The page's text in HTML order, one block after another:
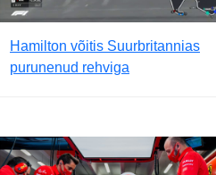
Hamilton võitis Suurbritannias
purunenud rehviga